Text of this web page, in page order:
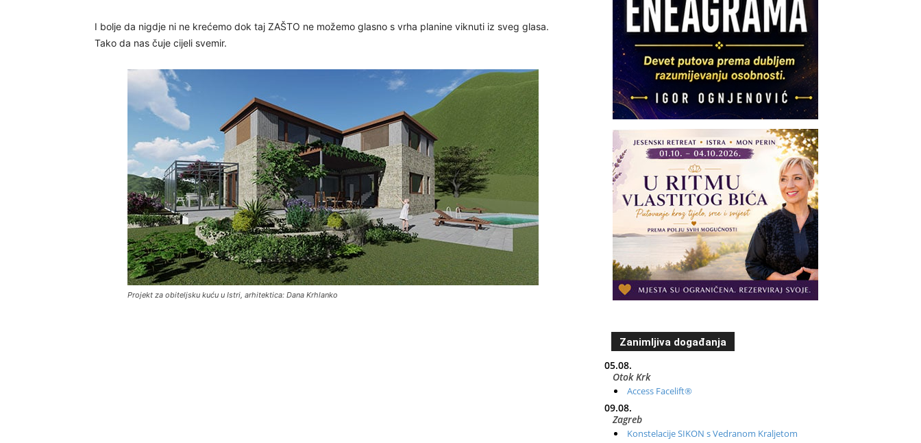
I bolje da nigdje ni ne krećemo dok taj ZAŠTO ne možemo glasno s vrha planine viknuti iz sveg glasa.
Tako da nas čuje cijeli svemir.
Projekt za obiteljsku kuću u Istri, arhitektica: Dana Krhlanko
Zanimljiva događanja
05.08.
Otok Krk
Access Facelift®
09.08.
Zagreb
Konstelacije SIKON s Vedranom Kraljetom